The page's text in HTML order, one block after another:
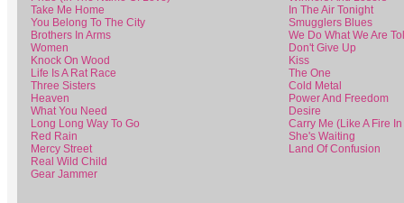
Take Me Home
You Belong To The City
Brothers In Arms
Women
Knock On Wood
Life Is A Rat Race
Three Sisters
Heaven
What You Need
Long Long Way To Go
Red Rain
Mercy Street
Real Wild Child
Gear Jammer
In The Air Tonight
Smugglers Blues
We Do What We Are
Don't Give Up
Kiss
The One
Cold Metal
Power And Freedom
Desire
Carry Me (Like A Fire
She's Waiting
Land Of Confusion